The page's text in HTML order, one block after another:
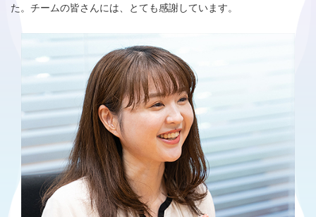
た。チームの皆さんには、とても感謝しています。